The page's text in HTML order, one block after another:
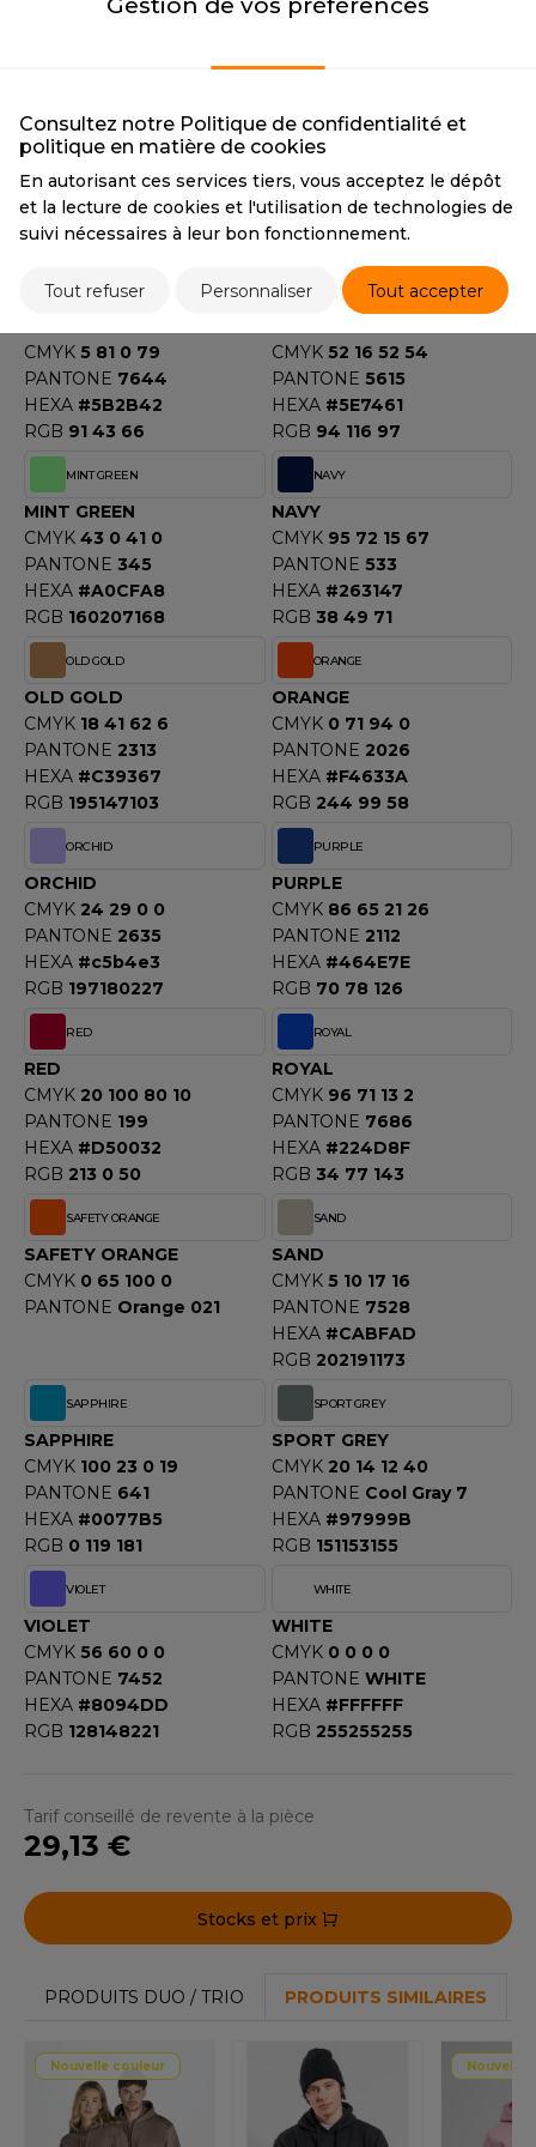
JAYS
ONE TOWELLING
CITY
MILL
PANTONE 5405
PANTONE 2252
LIGHT BLUE
PANTONE 543
HEXA #A4C8E1
RGB
164200225
LIGHT PINK
PANTONE 684
HEXA #E4C6D4
RGB 228198212
MAROON
CMYK 5 81 0 79
PANTONE 7644
HEXA #5B2B42
RGB 91 43 66
MILITARY GREEN
CMYK 52 16 52 54
PANTONE 5615
HEXA #5E7461
RGB 94 116 97
MINT GREEN
MINT GREEN
CMYK 43 0 41 0
PANTONE 345
HEXA #A0CFA8
RGB 160207168
NAVY
NAVY
CMYK 95 72 15 67
PANTONE 533
HEXA #263147
RGB 38 49 71
OLD GOLD
OLD GOLD
CMYK 18 41 62 6
PANTONE 2313
HEXA #C39367
RGB 195147103
ORANGE
ORANGE
CMYK 0 71 94 0
PANTONE 2026
HEXA #F4633A
RGB 244 99 58
ORCHID
ORCHID
CMYK 24 29 0 0
PANTONE 2635
HEXA #c5b4e3
RGB 197180227
PURPLE
PURPLE
CMYK 86 65 21 26
PANTONE 2112
HEXA #464E7E
RGB 70 78 126
RED
RED
CMYK 20 100 80 10
PANTONE 199
HEXA #D50032
RGB 213 0 50
ROYAL
ROYAL
CMYK 96 71 13 2
PANTONE 7686
HEXA #224D8F
RGB 34 77 143
SAFETY ORANGE
SAFETY ORANGE
CMYK 0 65 100 0
PANTONE Orange 021
SAND
SAND
CMYK 5 10 17 16
PANTONE 7528
HEXA #CABFAD
RGB 202191173
SAPPHIRE
SAPPHIRE
CMYK 100 23 0 19
PANTONE 641
HEXA #0077B5
RGB 0 119 181
SPORT GREY
SPORT GREY
CMYK 20 14 12 40
PANTONE Cool Gray 7
HEXA #97999B
RGB 151153155
VIOLET
VIOLET
CMYK 56 60 0 0
PANTONE 7452
HEXA #8094DD
RGB 128148221
WHITE
WHITE
CMYK 0 0 0 0
PANTONE WHITE
HEXA #FFFFFF
RGB 255255255
Tarif conseillé de revente à la pièce
29,13 €
Stocks et prix
PRODUITS DUO / TRIO PRODUITS SIMILAIRES
Nouvelle couleur Nouvelle
Consultez notre Politique de confidentialité et
politique en matière de cookies
En autorisant ces services tiers, vous acceptez le dépôt
et la lecture de cookies et l'utilisation de technologies de
suivi nécessaires à leur bon fonctionnement.
Tout refuser Personnaliser Tout accepter